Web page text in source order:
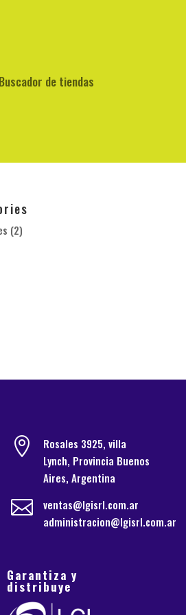
Buscador de tiendas
(2)

Rosales 3925, villa
Lynch, Provincia Buenos
Aires, Argentina

ventas@lgisrl.com.ar
administracion@lgisrl.com.ar
Garantiza y
distribuye